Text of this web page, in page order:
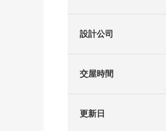
設計公司
交屋時間
更新日